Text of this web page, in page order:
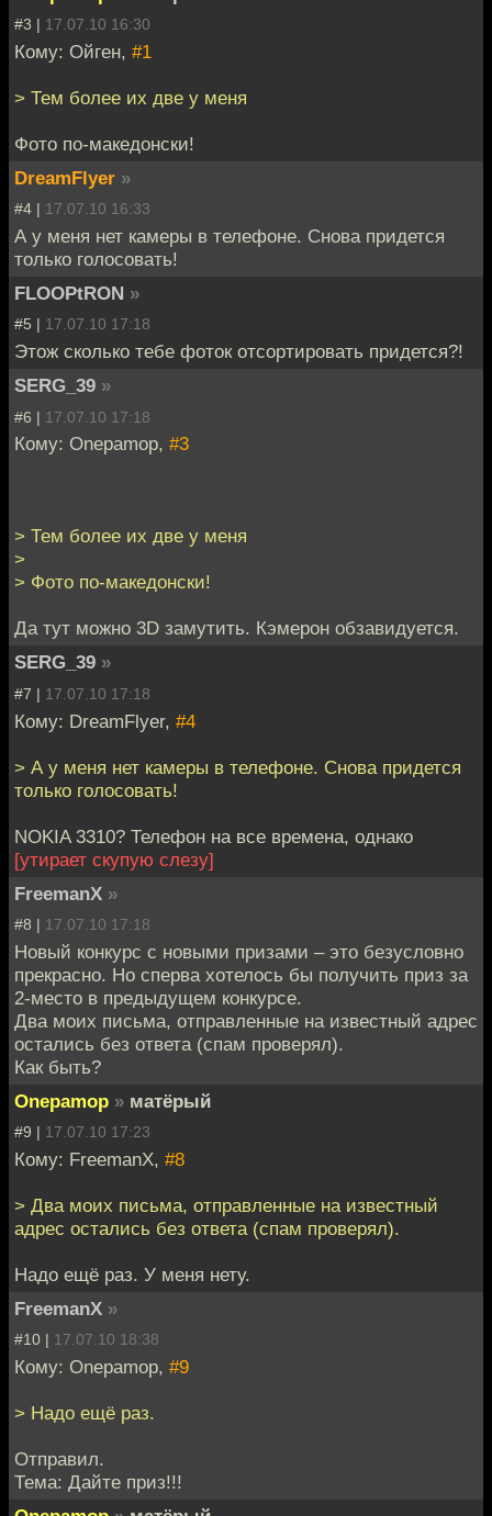
#3 | 17.07.10 16:30
Кому: Ойген, #1
> Тем более их две у меня
Фото по-македонски!
DreamFlyer »
#4 | 17.07.10 16:33
А у меня нет камеры в телефоне. Снова придется
только голосовать!
FLOOPtRON »
#5 | 17.07.10 17:18
Этож сколько тебе фоток отсортировать придется?!
SERG_39 »
#6 | 17.07.10 17:18
Кому: Onepamop, #3
> Тем более их две у меня
>
> Фото по-македонски!
Да тут можно 3D замутить. Кэмерон обзавидуется.
SERG_39 »
#7 | 17.07.10 17:18
Кому: DreamFlyer, #4
> А у меня нет камеры в телефоне. Снова придется
только голосовать!
NOKIA 3310? Телефон на все времена, однако
[утирает скупую слезу]
FreemanX »
#8 | 17.07.10 17:18
Новый конкурс с новыми призами – это безусловно
прекрасно. Но сперва хотелось бы получить приз за
2-место в предыдущем конкурсе.
Два моих письма, отправленные на известный адрес
остались без ответа (спам проверял).
Как быть?
Onepamop » матёрый
#9 | 17.07.10 17:23
Кому: FreemanX, #8
> Два моих письма, отправленные на известный
адрес остались без ответа (спам проверял).
Надо ещё раз. У меня нету.
FreemanX »
#10 | 17.07.10 18:38
Кому: Onepamop, #9
> Надо ещё раз.
Отправил.
Тема: Дайте приз!!!